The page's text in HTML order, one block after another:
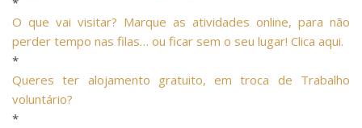
O que vai visitar? Marque as atividades online, para não
perder tempo nas filas… ou ficar sem o seu lugar! Clica aqui.
*
Queres ter alojamento gratuito, em troca de Trabalho
voluntário?
*